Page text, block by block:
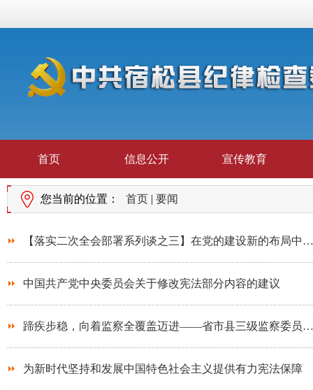
首页 信息公开 宣传教育
您当前的位置： 首页 | 要闻
【落实二次全会部署系列谈之三】在党的建设新的布局中…
中国共产党中央委员会关于修改宪法部分内容的建议
蹄疾步稳，向着监察全覆盖迈进——省市县三级监察委员…
为新时代坚持和发展中国特色社会主义提供有力宪法保障